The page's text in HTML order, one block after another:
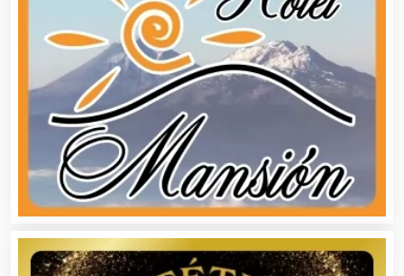
Avaluos
Balnearios
Bancos
Banquetes
Bares y Cantinas